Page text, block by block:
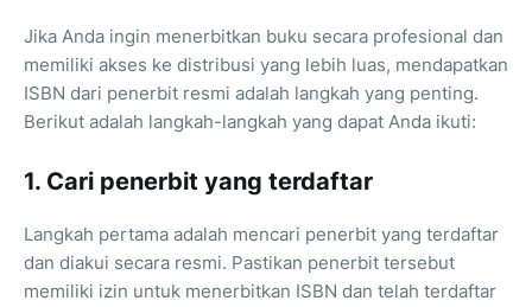
Jika Anda ingin menerbitkan buku secara profesional dan
memiliki akses ke distribusi yang lebih luas, mendapatkan
ISBN dari penerbit resmi adalah langkah yang penting.
Berikut adalah langkah-langkah yang dapat Anda ikuti:
1. Cari penerbit yang terdaftar
Langkah pertama adalah mencari penerbit yang terdaftar
dan diakui secara resmi. Pastikan penerbit tersebut
memiliki izin untuk menerbitkan ISBN dan telah terdaftar